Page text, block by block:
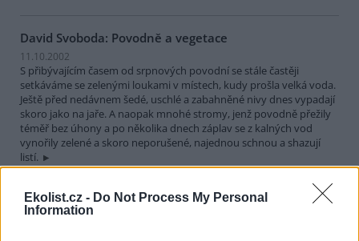
Ekolist.cz - Do Not Process My Personal
Information
David Svoboda: Povodně a vegetace
11.10.2002
S přibývajícím časem od srpnových povodní se stále častěji
setkáváme se zelenými loukami v místech, kudy prošla velká voda.
Ještě před nedávnem šedé, uschlé a zabahněné nivy dnes vypadají
skoro jako na jaře. A naopak mnohé stromy, jenž povodně přežily
téměř bez úhony a po několika dnech záplav se z kalných vod
vynořily zelené a skoro neporušené, najednou schnou a shazují
listí.
JUDr. Jiří Hlaváček: Co přinesl Summit o udržitelném
rozvoji